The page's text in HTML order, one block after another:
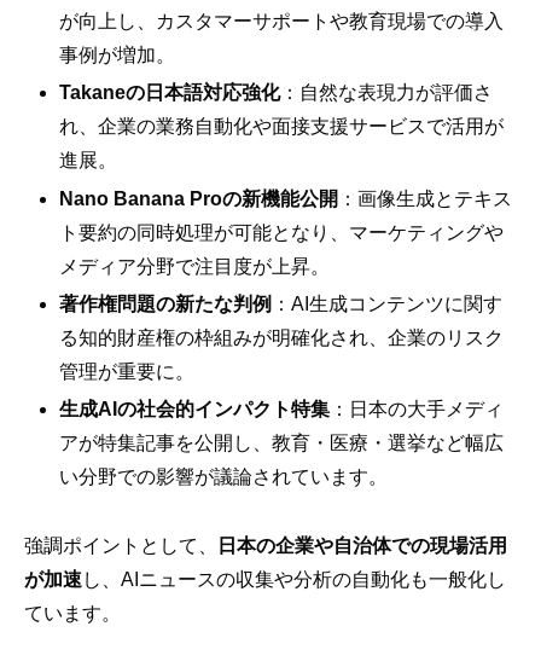
が向上し、カスタマーサポートや教育現場での導入
事例が増加。
Takaneの日本語対応強化：自然な表現力が評価さ
れ、企業の業務自動化や面接支援サービスで活用が
進展。
Nano Banana Proの新機能公開 ：画像生成とテキス
ト要約の同時処理が可能となり、マーケティングや
メディア分野で注目度が上昇。
著作権問題の新たな判例 ：AI生成コンテンツに関す
る知的財産権の枠組みが明確化され、企業のリスク
管理が重要に。
生成AIの社会的インパクト特集 ：日本の大手メディ
アが特集記事を公開し、教育・医療・選挙など幅広
い分野での影響が議論されています。
強調ポイントとして、
日本の企業や自治体での現場活用
が加速 し、AIニュースの収集や分析の自動化も一般化し
ています。